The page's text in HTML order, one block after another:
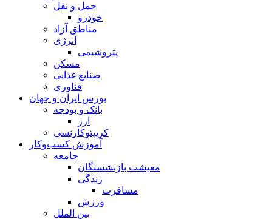
حمل و نقل
خودرو
مناطق آزاد
انرژی
پتروشیمی
مسکن
صنایع غذایی
فناوری
بورس ایران و جهان
بانک و بودجه
ارز
کریپتوکارنسی
آموزش کسب‌وکار
جامعه
معیشت بازنشستگان
زندگی
مسافرت
ورزش
بین الملل